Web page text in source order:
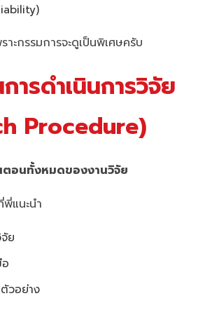
ะกรรมการจะดูเป็นพิเศษครับ
ารดำเนินการวิจัย
Procedure)
อนทั้งหมดของงานวิจัย
แนะนำ
ย
วอย่าง